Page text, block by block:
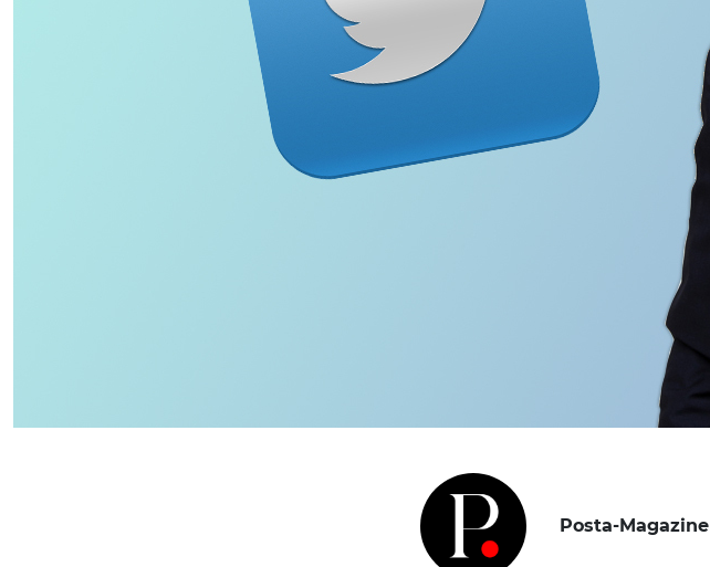
Posta-Magazine